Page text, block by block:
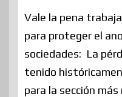
Vale la pena
para proteger el
sociedades: La
tenido
para la sección